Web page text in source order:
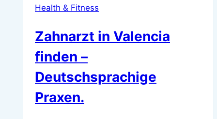
Health & Fitness
Zahnarzt in Valencia
finden –
Deutschsprachige
Praxen.